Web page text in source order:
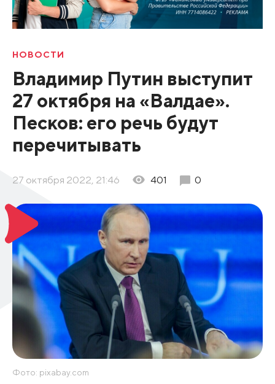
НОВОСТИ
Владимир Путин выступит
27 октября на «Валдае».
Песков: его речь будут
перечитывать
27 октября 2022, 21:46 401 0
Фото: pixabay.com